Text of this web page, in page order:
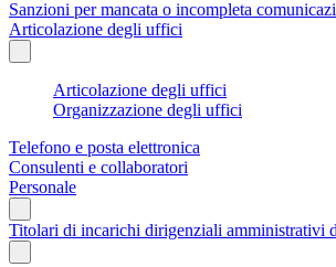
Sanzioni per mancata o incompleta
Articolazione degli uffici
Articolazione degli uffici
Organizzazione degli uffici
Telefono e posta elettronica
Consulenti e collaboratori
Personale
Titolari di incarichi dirigenziali amministrativi